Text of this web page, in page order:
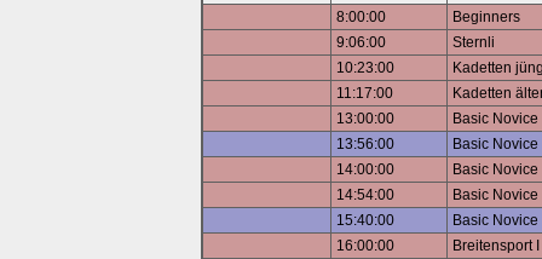
8:00:00
Beginners
9:06:00
Sternli
10:23:00
Kadetten
11:17:00
Kadetten
13:00:00
Basic
13:56:00
Basic
14:00:00
Basic
14:54:00
Basic
15:40:00
Basic
16:00:00
Breitensport